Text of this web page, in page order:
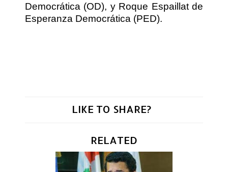
Democrática (OD), y Roque Espaillat de
Esperanza Democrática (PED).
LIKE TO SHARE?
RELATED